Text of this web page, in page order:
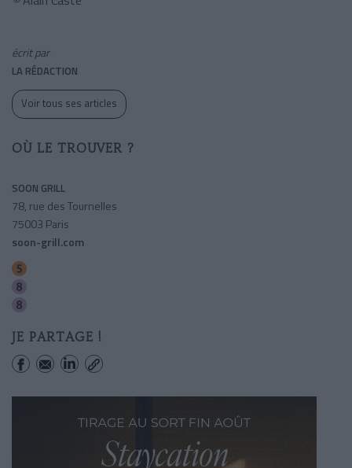
écrit par
LA RÉDACTION
Voir tous ses articles
OÙ LE TROUVER ?
SOON GRILL
78, rue des Tournelles
75003 Paris
soon-grill.com
JE PARTAGE !